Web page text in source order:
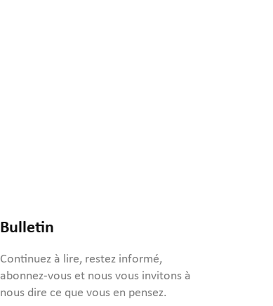
Bulletin
Continuez à lire, restez informé,
abonnez-vous et nous vous invitons à
nous dire ce que vous en pensez.